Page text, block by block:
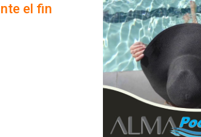
el fin